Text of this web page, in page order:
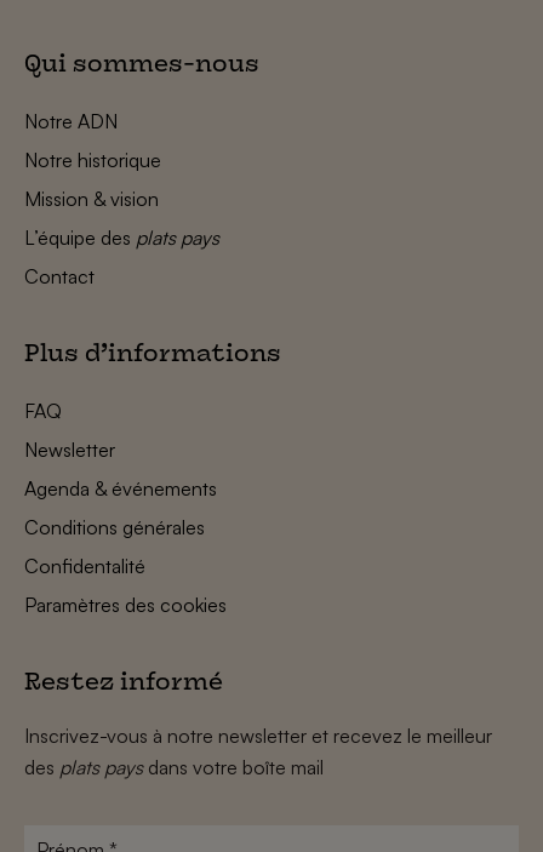
Qui sommes-nous
Notre ADN
Notre historique
Mission & vision
L’équipe des plats pays
Contact
Plus d’informations
FAQ
Newsletter
Agenda & événements
Conditions générales
Confidentalité
Paramètres des cookies
Restez informé
Inscrivez-vous à notre newsletter et recevez le meilleur
des plats paysdans votre boîte mail
Prénom